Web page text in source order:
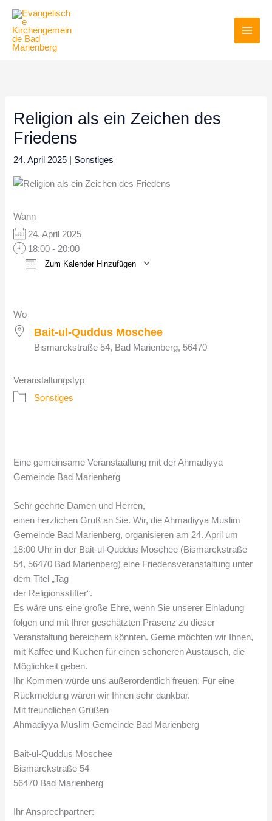
Inhalt
springen
Religion als ein Zeichen des
Friedens
24. April 2025 Sonstiges
Wann
24. April 2025
18:00 - 20:00
Zum Kalender Hinzufügen
Wo
Bait-ul-Quddus Moschee
Bismarckstraße 54, Bad Marienberg, 56470
Veranstaltungstyp
Sonstiges
Eine gemeinsame Veranstaaltung mit der Ahmadiyya
Gemeinde Bad Marienberg
Sehr geehrte Damen und Herren,
einen herzlichen Gruß an Sie. Wir, die Ahmadiyya Muslim
Gemeinde Bad Marienberg, organisieren am 24. April um
18:00 Uhr in der Bait-ul-Quddus Moschee (Bismarckstraße
54, 56470 Bad Marienberg) eine Friedensveranstaltung unter
dem Titel „Tag
der Religionsstifter“.
Es wäre uns eine große Ehre, wenn Sie unserer Einladung
folgen und mit Ihrer geschätzten Präsenz zu dieser
Veranstaltung bereichern könnten. Gerne möchten wir Ihnen,
mit Kaffee und Kuchen für einen schöneren Austausch, die
Möglichkeit geben.
Ihr Kommen würde uns außerordentlich freuen. Für eine
Rückmeldung wären wir Ihnen sehr dankbar.
Mit freundlichen Grüßen
Ahmadiyya Muslim Gemeinde Bad Marienberg
Bait-ul-Quddus Moschee
Bismarckstraße 54
56470 Bad Marienberg
Ihr Ansprechpartner: